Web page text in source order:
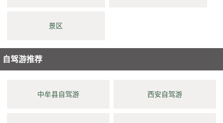
景区
自驾游推荐
中牟县自驾游 西安自驾游